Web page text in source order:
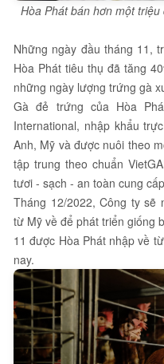
Hòa Phát bán hơn một
Những ngày đầu tháng 11,
Hòa Phát tiêu thụ đã tăng
những ngày lượng trứng gà
Gà đẻ trứng của Hòa
International, nhập khẩu
Anh, Mỹ và được nuôi theo
tập trung theo chuẩn
tươi - sạch - an toàn cung
Tháng 12/2022, Công ty sẽ
từ Mỹ về để phát triển giống
11 được Hòa Phát nhập về
nay.